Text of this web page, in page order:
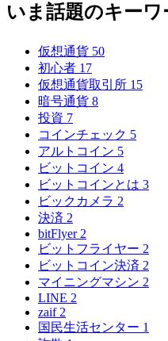
いま話題のキーワ
仮想通貨 50
初心者 17
仮想通貨取引所 15
暗号通貨 8
投資 7
コインチェック 5
アルトコイン 5
ビットコイン 4
ビットコインとは 3
ビックカメラ 2
決済 2
bitFlyer 2
ビットフライヤー 2
ビットコイン決済 2
マイニングマシン 2
LINE 2
zaif 2
国民生活センター 1